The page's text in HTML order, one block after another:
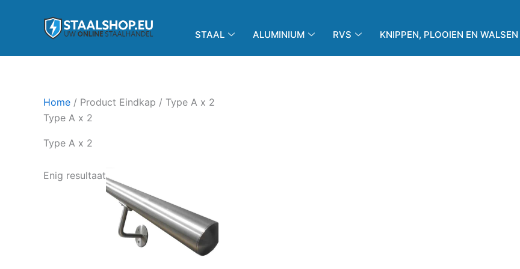
inhoud
STAAL ALUMINIUM RVS KNIPPEN, PLOOIEN EN WALSEN
Home / Product Eindkap / Type A x 2
Type A x 2
Type A x 2
Enig resultaat
heeft
meerdere
variaties.
Deze